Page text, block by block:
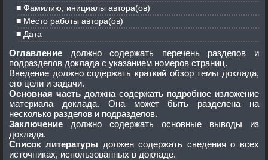
Фамилию, инициалы автора(ов)
Место работы автора(ов)
Дата
Оглавление должно содержать перечень разделов и
подразделов доклада с указанием номеров страниц.
Введение должно содержать краткий обзор темы доклада,
его цели и задачи.
Основная часть должна содержать подробное изложение
материала доклада. Она может быть разделена на
несколько разделов и подразделов.
Заключение должно содержать основные выводы из
доклада.
Список литературы должен содержать сведения о всех
источниках, использованных в докладе.